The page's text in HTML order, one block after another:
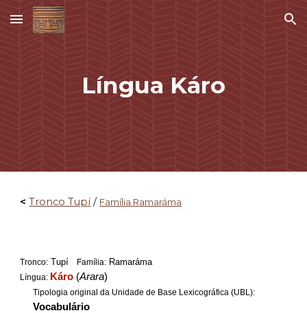
Skip to main content Skip to navigation
Língua Káro
< Tronco Tupí/ Família Ramaráma
Tronco: Tupí Família: Ramaráma
Língua: Káro (Arara)
Tipologia original da Unidade de Base Lexicográfica (UBL):
Vocabulário